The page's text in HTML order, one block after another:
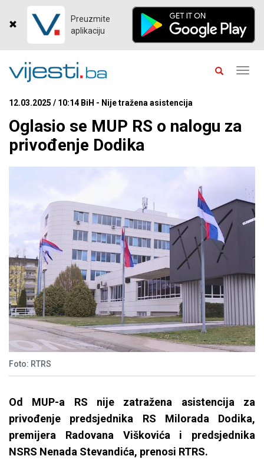
Preuzmite
aplikaciju
12.03.2025 / 10:14 BiH - Nije tražena asistencija
Oglasio se MUP RS o nalogu za
privođenje Dodika
Foto: RTRS
Od MUP-a RS nije zatražena asistencija za
privođenje predsjednika RS Milorada Dodika,
premijera Radovana Viškovića i predsjednika
NSRS Nenada Stevandića, prenosi RTRS.